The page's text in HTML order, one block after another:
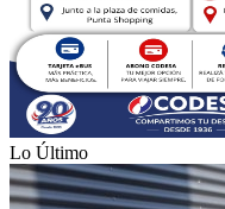
Lo Último